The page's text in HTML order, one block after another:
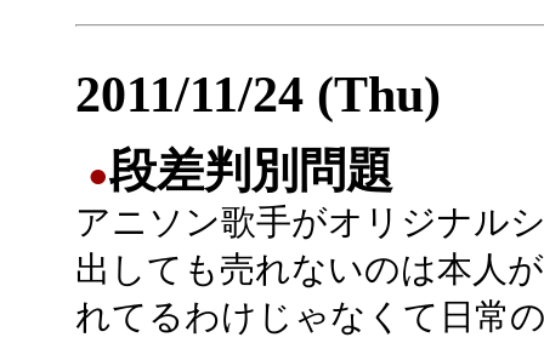
2011/11/24 (Thu)
●段差判別問題
アニソン歌手がオリジナル
出しても売れないのは本人
れてるわけじゃなくて日常